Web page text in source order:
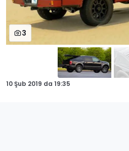
3
10 Şub 2019 da 19:35